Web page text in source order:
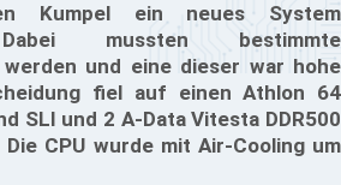
Kumpel ein neues System
Dabei mussten bestimmte
und eine dieser war hohe
fiel auf einen Athlon 64
SLI und 2 A-Data Vitesta DDR500
CPU wurde mit Air-Cooling um